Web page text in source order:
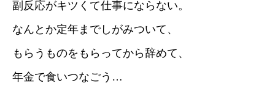
副反応がキツくて仕事にならない。
なんとか定年までしがみついて、
もらうものをもらってから辞めて、
年金で食いつなごう…